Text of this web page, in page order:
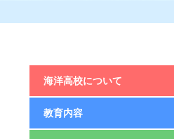
海洋高校について
教育内容